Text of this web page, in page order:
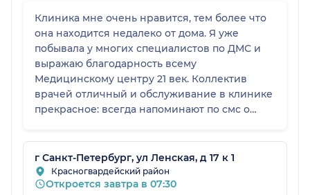
Клиника мне очень нравится, тем более что
она находится недалеко от дома. Я уже
побывала у многих специалистов по ДМС и
выражаю благодарность всему
Медицинскому центру 21 век. Коллектив
врачей отличный и обслуживание в клинике
прекрасное: всегда напоминают по смс о
вовремя, в клинике всегда чисто и уютно,
атмосфера замечательная, девушки на
ресепшен улыбчивые и приветливые.
г Санкт-Петербург, ул Ленская, д 17 к 1
Красногвардейский район
Откроется завтра в 07:30